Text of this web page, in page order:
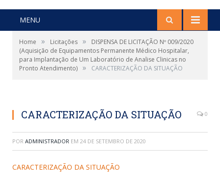
MENU
Home » Licitações »
DISPENSA DE LICITAÇÃO Nº 009/2020
(Aquisição de Equipamentos Permanente Médico Hospitalar,
para Implantação de Um Laboratório de Analise Clinicas no
Pronto Atendimento) » CARACTERIZAÇÃO DA SITUAÇÃO
CARACTERIZAÇÃO DA SITUAÇÃO 0
POR ADMINISTRADOR EM 24 DE SETEMBRO DE 2020
CARACTERIZAÇÃO DA SITUAÇÃO